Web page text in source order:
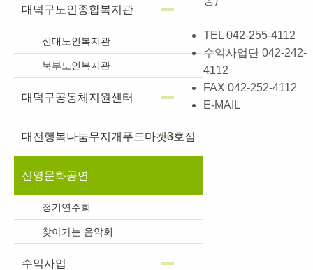
대덕구노인종합복지관
신대노인복지관
북부노인복지관
대덕구공동체지원센터
대전행복나눔무지개푸드마켓3호점
신영문화공연
정기연주회
찾아가는 음악회
수익사업
TEL 042-255-4112
수익사업단 042-242-
4112
FAX 042-252-4112
E-MAIL